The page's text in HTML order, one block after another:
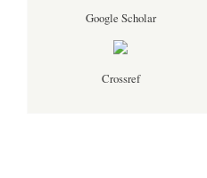
Google Scholar
Crossref